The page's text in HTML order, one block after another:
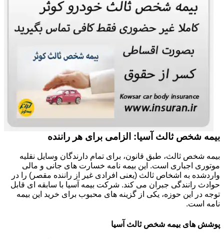
بیمه شخص ثالث آسیا: الزامی برای هر راننده
بیمه شخص ثالث، طبق قانون، برای تمام دارندگان وسایل نقلیه
موتوری اجباری است. این بیمه نامه خسارت های جانی و مالی
واردشده به اشخاص ثالث (یعنی افرادی غیر از راننده مقصر) را در
حوادث رانندگی جبران می کند. شرکت بیمه آسیا با سابقه ای قابل
توجه در این حوزه، یکی از گزینه های محبوب برای خرید این بیمه
نامه است.
پوشش های بیمه شخص ثالث آسیا